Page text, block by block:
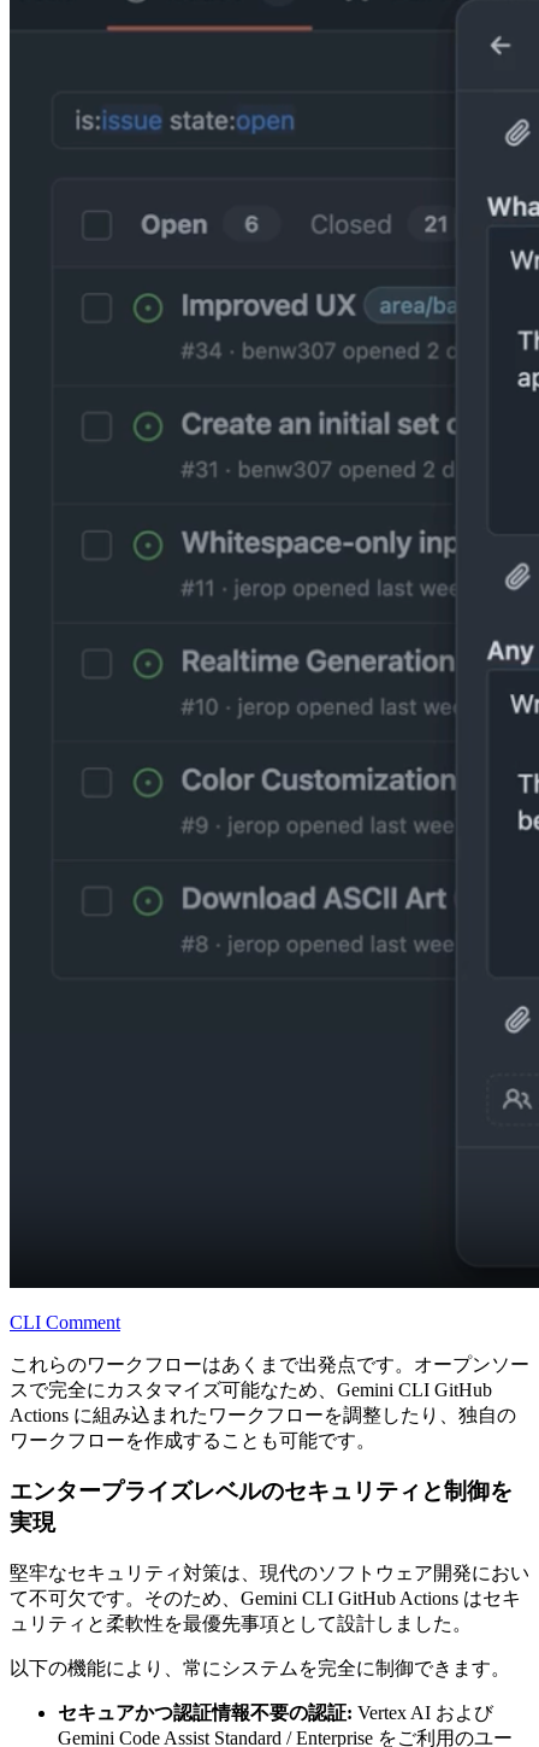
CLI Comment
これらのワークフローはあくまで出発点です。オープンソー
スで完全にカスタマイズ可能なため、Gemini CLI GitHub
Actions に組み込まれたワークフローを調整したり、独自の
ワークフローを作成することも可能です。
エンタープライズレベルのセキュリティと制御を
実現
堅牢なセキュリティ対策は、現代のソフトウェア開発におい
て不可欠です。そのため、Gemini CLI GitHub Actions はセキ
ュリティと柔軟性を最優先事項として設計しました。
以下の機能により、常にシステムを完全に制御できます。
セキュアかつ認証情報不要の認証: Vertex AI および
Gemini Code Assist Standard / Enterprise をご利用のユー